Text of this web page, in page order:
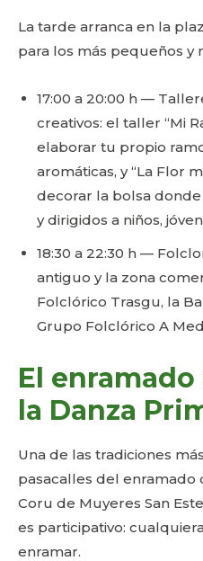
La tarde arranca en la
para los más pequeños y
17:00 a 20:00 h —
creativos: el taller “Mi
elaborar tu propio
aromáticas, y “La Flor
decorar la bolsa
y dirigidos a niños,
18:30 a 22:30 h —
antiguo y la zona
Folclórico Trasgu, la
Grupo Folclórico A
El
la Danza
Una de las tradiciones
pasacalles del enramado
Coru de Muyeres San
es participativo:
enramar.